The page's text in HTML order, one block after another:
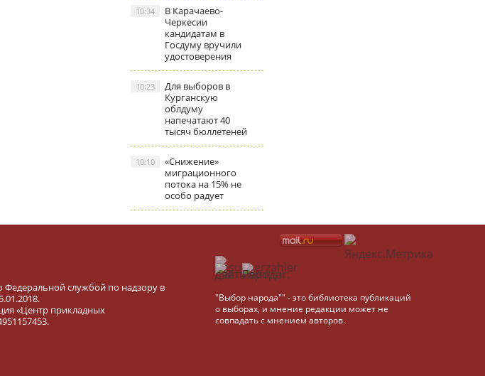
В Карачаево-
Черкесии
кандидатам в
Госдуму вручили
удостоверения
10:34
Для выборов в
Курганскую
облдуму
напечатают 40
тысяч бюллетеней
10:23
«Снижение»
миграционного
потока на 15% не
особо радует
10:10
Федеральной службой по надзору в
«Центр прикладных
"Выбор народа"" - это библиотека публикаций
о выборах, и мнение редакции может не
совпадать с мнением авторов.